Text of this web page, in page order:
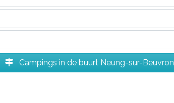
Campings in de buurt Neung-sur-Beuvron